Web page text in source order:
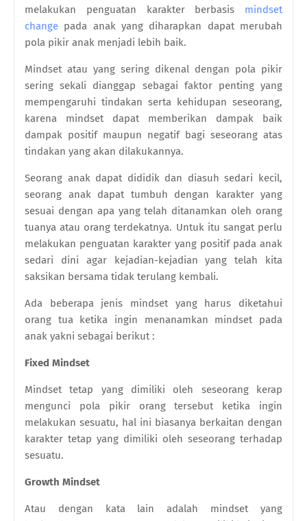
melakukan penguatan karakter berbasis mindset
change pada anak yang diharapkan dapat merubah
pola pikir anak menjadi lebih baik.
Mindset atau yang sering dikenal dengan pola pikir
sering sekali dianggap sebagai faktor penting yang
mempengaruhi tindakan serta kehidupan seseorang,
karena mindset dapat memberikan dampak baik
dampak positif maupun negatif bagi seseorang atas
tindakan yang akan dilakukannya.
Seorang anak dapat dididik dan diasuh sedari kecil,
seorang anak dapat tumbuh dengan karakter yang
sesuai dengan apa yang telah ditanamkan oleh orang
tuanya atau orang terdekatnya. Untuk itu sangat perlu
melakukan penguatan karakter yang positif pada anak
sedari dini agar kejadian-kejadian yang telah kita
saksikan bersama tidak terulang kembali.
Ada beberapa jenis mindset yang harus diketahui
orang tua ketika ingin menanamkan mindset pada
anak yakni sebagai berikut :
Fixed Mindset
Mindset tetap yang dimiliki oleh seseorang kerap
mengunci pola pikir orang tersebut ketika ingin
melakukan sesuatu, hal ini biasanya berkaitan dengan
karakter tetap yang dimiliki oleh seseorang terhadap
sesuatu.
Growth Mindset
Atau dengan kata lain adalah mindset yang